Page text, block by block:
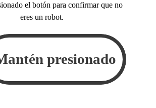
el botón para confirmar que no
eres un robot.